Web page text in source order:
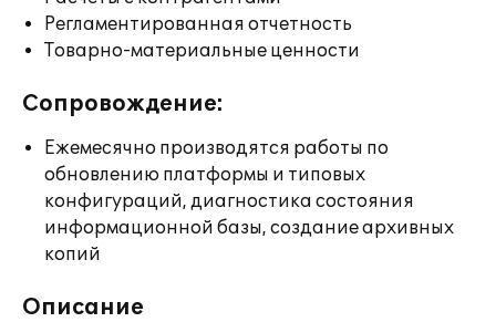
Регламентированная отчетность
Товарно-материальные ценности
Сопровождение:
Ежемесячно производятся работы по
обновлению платформы и типовых
конфигураций, диагностика состояния
информационной базы, создание архивных
копий
Описание